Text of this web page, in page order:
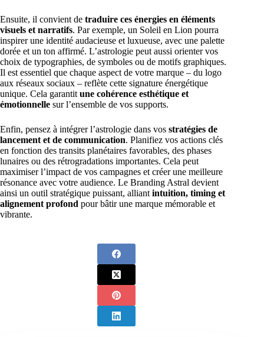
Ensuite, il convient de traduire ces énergies en éléments
visuels et narratifs. Par exemple, un Soleil en Lion pourra
inspirer une identité audacieuse et luxueuse, avec une palette
dorée et un ton affirmé. L’astrologie peut aussi orienter vos
choix de typographies, de symboles ou de motifs graphiques.
Il est essentiel que chaque aspect de votre marque – du logo
aux réseaux sociaux – reflète cette signature énergétique
unique. Cela garantit une cohérence esthétique et
émotionnelle sur l’ensemble de vos supports.
Enfin, pensez à intégrer l’astrologie dans vos stratégies de
lancement et de communication. Planifiez vos actions clés
en fonction des transits planétaires favorables, des phases
lunaires ou des rétrogradations importantes. Cela peut
maximiser l’impact de vos campagnes et créer une meilleure
résonance avec votre audience. Le Branding Astral devient
ainsi un outil stratégique puissant, alliant intuition, timing et
alignement profond pour bâtir une marque mémorable et
vibrante.